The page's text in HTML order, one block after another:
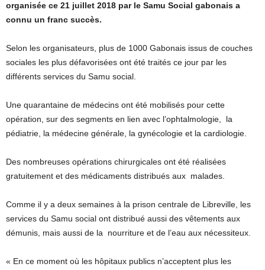
organisée ce 21 juillet 2018 par le Samu Social gabonais a
connu un franc succès.
Selon les organisateurs, plus de 1000 Gabonais issus de couches
sociales les plus défavorisées ont été traités ce jour par les
différents services du Samu social.
Une quarantaine de médecins ont été mobilisés pour cette
opération, sur des segments en lien avec l’ophtalmologie, la
pédiatrie, la médecine générale, la gynécologie et la cardiologie.
Des nombreuses opérations chirurgicales ont été réalisées
gratuitement et des médicaments distribués aux malades.
Comme il y a deux semaines à la prison centrale de Libreville, les
services du Samu social ont distribué aussi des vêtements aux
démunis, mais aussi de la nourriture et de l’eau aux nécessiteux.
« En ce moment où les hôpitaux publics n’acceptent plus les